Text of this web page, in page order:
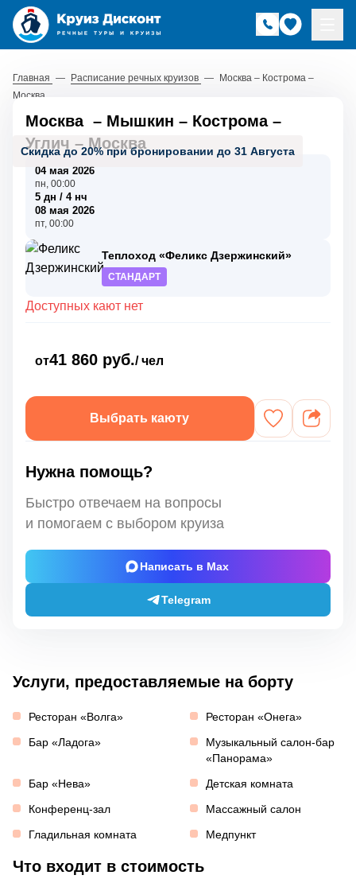
Главная — Расписание речных круизов — Москва – Кострома –
Москва
Скидка до 20% при бронировании до 31 Августа
Москва – Мышкин – Кострома–
Углич –Москва
04 мая 2026
пн, 00:00
5 дн / 4 нч
08 мая 2026
пт, 00:00
Теплоход «Феликс Дзержинский»
СТАНДАРТ
Доступных кают нет
от41 860 руб./ чел
Выбрать каюту
Нужна помощь?
Быстро отвечаем на вопросы
и помогаем с выбором круиза
Написать в Max
Telegram
Услуги, предоставляемые на борту
Ресторан «Волга»
Ресторан «Онега»
Бар «Ладога»
Музыкальный салон-бар
«Панорама»
Бар «Нева»
Детская комната
Конференц-зал
Массажный салон
Гладильная комната
Медпункт
Что входит в стоимость